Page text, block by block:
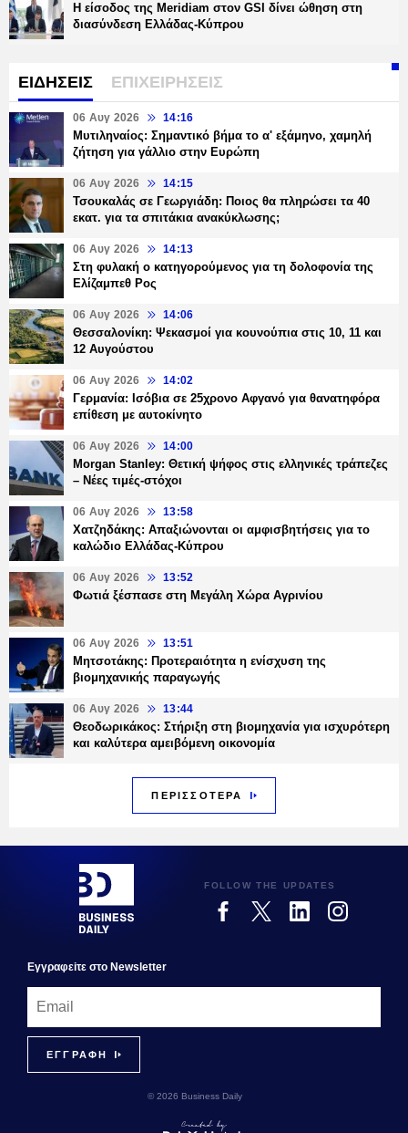
Η είσοδος της Meridiam στον GSI δίνει ώθηση στη
διασύνδεση Ελλάδας-Κύπρου
ΕΙΔΗΣΕΙΣ ΕΠΙΧΕΙΡΗΣΕΙΣ
06 Αυγ 2026 14:16
Μυτιληναίος: Σημαντικό βήμα το α' εξάμηνο, χαμηλή
ζήτηση για γάλλιο στην Ευρώπη
06 Αυγ 2026 14:15
Τσουκαλάς σε Γεωργιάδη: Ποιος θα πληρώσει τα 40
εκατ. για τα σπιτάκια ανακύκλωσης;
06 Αυγ 2026 14:13
Στη φυλακή ο κατηγορούμενος για τη δολοφονία της
Ελίζαμπεθ Ρος
06 Αυγ 2026 14:06
Θεσσαλονίκη: Ψεκασμοί για κουνούπια στις 10, 11 και
12 Αυγούστου
06 Αυγ 2026 14:02
Γερμανία: Ισόβια σε 25χρονο Αφγανό για θανατηφόρα
επίθεση με αυτοκίνητο
06 Αυγ 2026 14:00
Morgan Stanley: Θετική ψήφος στις ελληνικές τράπεζες
– Νέες τιμές-στόχοι
06 Αυγ 2026 13:58
Χατζηδάκης: Απαξιώνονται οι αμφισβητήσεις για το
καλώδιο Ελλάδας-Κύπρου
06 Αυγ 2026 13:52
Φωτιά ξέσπασε στη Μεγάλη Χώρα Αγρινίου
06 Αυγ 2026 13:51
Μητσοτάκης: Προτεραιότητα η ενίσχυση της
βιομηχανικής παραγωγής
06 Αυγ 2026 13:44
Θεοδωρικάκος: Στήριξη στη βιομηχανία για ισχυρότερη
και καλύτερα αμειβόμενη οικονομία
ΠΕΡΙΣΣΟΤΕΡΑ
FOLLOW THE UPDATES
Εγγραφεiτε στο Newsletter
© 2026 Business Daily